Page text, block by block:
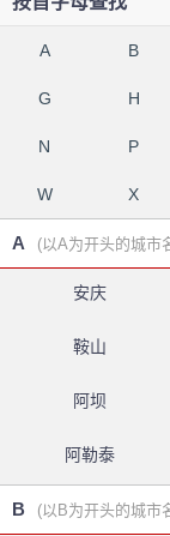
A B
G H
N P
W X
A (以A为开头的城市
安庆
鞍山
阿坝
阿勒泰
B (以B为开头的城市